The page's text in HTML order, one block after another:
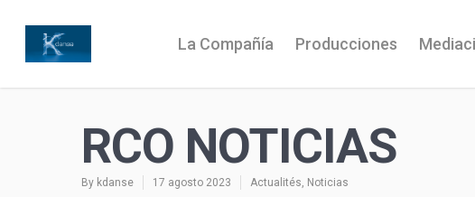
La Compañía Producciones
RCO NOTICIAS
By kdanse 17 agosto 2023 Actualités, Noticias